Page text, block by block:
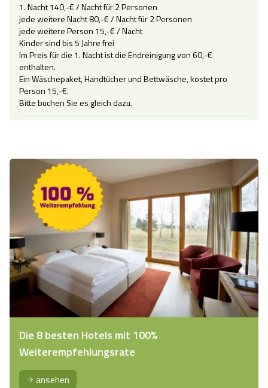
1. Nacht 140,-€ / Nacht für 2 Personen
jede weitere Nacht 80,-€ / Nacht für 2 Personen
jede weitere Person 15,-€ / Nacht
Kinder sind bis 5 Jahre frei
Im Preis für die 1. Nacht ist die Endreinigung von 60,-€
enthalten.
Ein Wäschepaket, Handtücher und Bettwäsche, kostet pro
Person 15,-€.
Bitte buchen Sie es gleich dazu.
Die 8 besten Hotels mit 100%
Weiterempfehlungsrate
ansehen